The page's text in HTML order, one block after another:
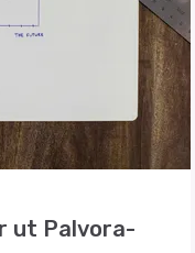
ut Palvora-